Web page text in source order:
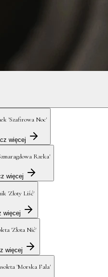
'Szafirowa Noc'
więcej
Rzeka'
więcej
'Złoty Liść'
więcej
'Złota Nić'
więcej
'Morska Fala'